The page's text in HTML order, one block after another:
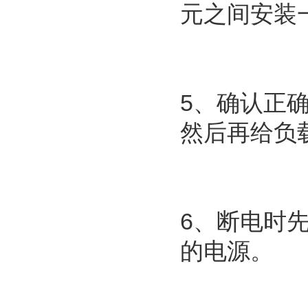
元之间安装
5、确认正
然后再给负
6、断电时
的电源。